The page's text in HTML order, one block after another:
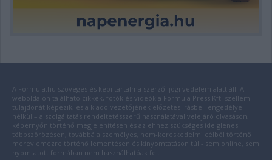
A Formula.hu szöveges és képi tartalma szerzői jogi védelem alatt áll. A
weboldalon található cikkek, fotók és videók a Formula Press Kft. szellemi
tulajdonát képezik, és a kiadó vezetőjének előzetes írásbeli engedélye
nélkül – a szolgáltatás rendeltetésszerű használatával velejáró olvasáson,
képernyőn történő megjelenítésen és az ehhez szükséges ideiglenes
többszörözésen, továbbá a személyes, nem-kereskedelmi célból történő
merevlemezre történő lementésen és kinyomtatáson túl - sem online, sem
nyomtatott formában nem használhatóak fel.